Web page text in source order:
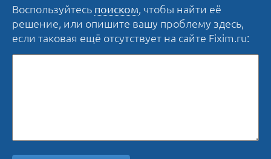
Воспользуйтесь поиском, чтобы найти её
решение, или опишите вашу проблему здесь,
если таковая ещё отсутствует на сайте Fixim.ru: